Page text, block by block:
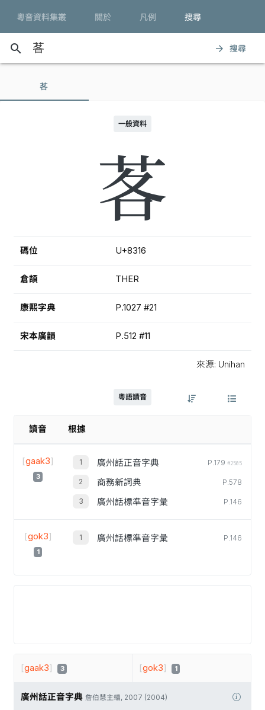
粵音資料集叢 關於 凡例 搜尋
search arrow_forward 搜尋
茖
一般資料
茖
碼位 U+8316
倉頡 THER
康熙字典 P.1027 #21
宋本廣韻 P.512 #11
來源: Unihan
粵語讀音
讀音 根據
[gaak3]
3
廣州話正音字典 P.179 #2505
商務新詞典 P.578
廣州話標準音字彙 P.146
[gok3]
1
廣州話標準音字彙 P.146
[gaak3] 3 [gok3] 1
廣州話正音字典 詹伯慧主編, 2007 (2004)